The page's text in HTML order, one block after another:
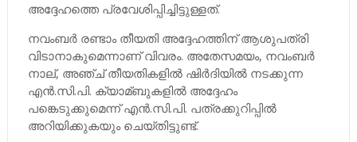
അദ്ദേഹത്തെ പ്രവേശിപ്പിച്ചിട്ടുള്ളത്.
നവംബര്‍ രണ്ടാം തീയതി അദ്ദേഹത്തിന് ആശുപത്രി
വിടാനാകുമെന്നാണ് വിവരം. അതേസമയം, നവംബര്‍
നാല്, അഞ്ച് തീയതികളില്‍ ഷിര്‍ദിയില്‍ നടക്കുന്ന
എന്‍.സി.പി. ക്യാമ്ബുകളില്‍ അദ്ദേഹം
പങ്കെടുക്കുമെന്ന്‌ എന്‍.സി.പി. പത്രക്കുറിപ്പില്‍
അറിയിക്കുകയും ചെയ്തിട്ടുണ്ട്.